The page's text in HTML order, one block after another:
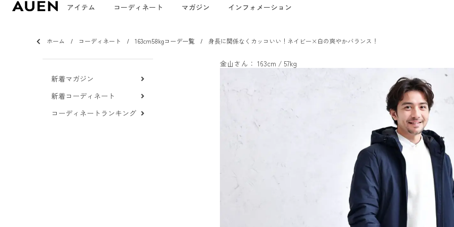
アイテム コーディネート マガジン インフォメーション
ホーム コーディネート 163cm58kgコーデ一覧 身長に関係なくカッコいい！ネイビー×白の爽やかバランス！
新着マガジン
新着コーディネート
コーディネートランキング
金山さん： 163cm / 57kg